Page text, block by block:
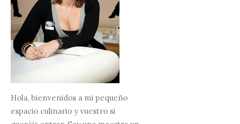
Hola, bienvenidos a mi pequeño
espacio culinario y vuestro si